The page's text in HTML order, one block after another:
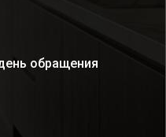
обращения